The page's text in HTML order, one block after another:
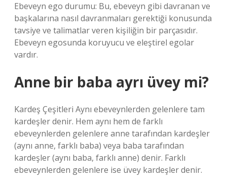
Ebeveyn ego durumu: Bu, ebeveyn gibi davranan ve
başkalarına nasıl davranmaları gerektiği konusunda
tavsiye ve talimatlar veren kişiliğin bir parçasıdır.
Ebeveyn egosunda koruyucu ve eleştirel egolar
vardır.
Anne bir baba ayrı üvey mi?
Kardeş Çeşitleri Aynı ebeveynlerden gelenlere tam
kardeşler denir. Hem aynı hem de farklı
ebeveynlerden gelenlere anne tarafından kardeşler
(aynı anne, farklı baba) veya baba tarafından
kardeşler (aynı baba, farklı anne) denir. Farklı
ebeveynlerden gelenlere ise üvey kardeşler denir.